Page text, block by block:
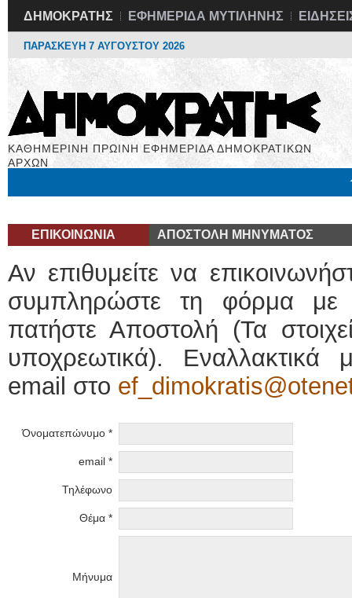
ΔΗΜΟΚΡΑΤΗΣ ΕΦΗΜΕΡΙΔΑ ΜΥΤΙΛΗΝΗΣ
ΠΑΡΑΣΚΕΥΗ 7 ΑΥΓΟΥΣΤΟΥ 2026
ΚΑΘΗΜΕΡΙΝΗ ΠΡΩΙΝΗ ΕΦΗΜΕΡΙΔΑ ΔΗΜΟΚΡΑΤΙΚΩΝ
ΑΡΧΩΝ
ΕΠΙΚΟΙΝΩΝΙΑ ΑΠΟΣΤΟΛΗ ΜΗΝΥΜΑΤΟΣ
Αν επιθυμείτε να
συμπληρώστε τη φόρμα με
πατήστε Αποστολή (Τα
υποχρεωτικά). Εναλλακτικά
email στο
Όνοματεπώνυμο *
email *
Τηλέφωνο
Θέμα *
Μήνυμα